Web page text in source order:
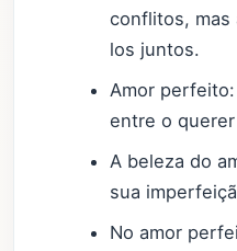
conflitos, mas
los juntos.
Amor
entre o
A beleza do
sua
No amor